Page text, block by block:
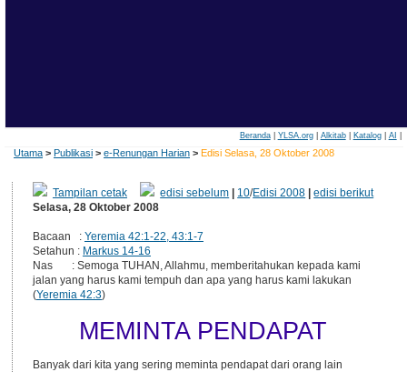
Beranda| YLSA.org| Alkitab| Katalog| AI
Utama > Publikasi > e-Renungan Harian > Edisi Selasa, 28 Oktober 2008
Tampilan cetak edisi sebelum 10/Edisi 2008 |edisi berikut
Selasa, 28 Oktober 2008
Bacaan : Yeremia 42:1-22, 43:1-7
Setahun : Markus 14-16
Nas : Semoga TUHAN, Allahmu, memberitahukan kepada kami
jalan yang harus kami tempuh dan apa yang harus kami lakukan
(Yeremia 42:3)
MEMINTA PENDAPAT
Banyak dari kita yang sering meminta pendapat dari orang lain